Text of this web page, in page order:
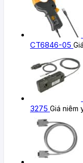
CT6846-05
3275 Giá niêm